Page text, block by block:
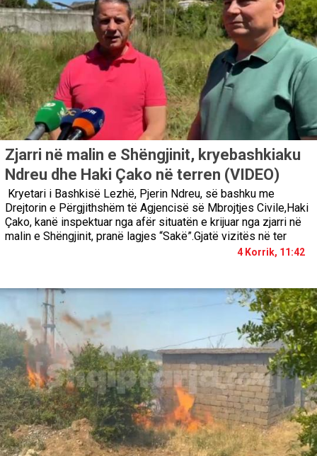
Zjarri në malin e Shëngjinit, kryebashkiaku
Ndreu dhe Haki Çako në terren (VIDEO)
Kryetari i Bashkisë Lezhë, Pjerin Ndreu, së bashku me
Drejtorin e Përgjithshëm të Agjencisë së Mbrojtjes Civile,Haki
Çako, kanë inspektuar nga afër situatën e krijuar nga zjarri në
malin e Shëngjinit, pranë lagjes “Sakë”.Gjatë vizitës në ter
4 Korrik, 11:42